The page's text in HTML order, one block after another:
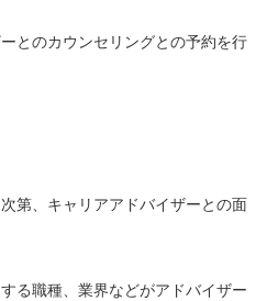
とのカウンセリングとの予約を行
第、キャリアアドバイザーとの面
る職種、業界などがアドバイザー